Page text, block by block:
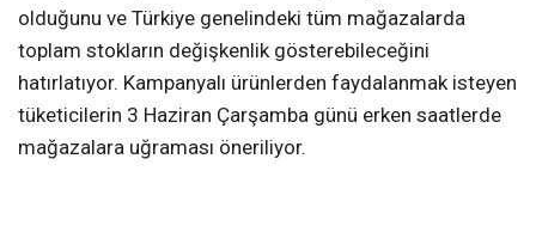
olduğunu ve Türkiye genelindeki tüm mağazalarda
toplam stokların değişkenlik gösterebileceğini
hatırlatıyor. Kampanyalı ürünlerden faydalanmak isteyen
tüketicilerin 3 Haziran Çarşamba günü erken saatlerde
mağazalara uğraması öneriliyor.